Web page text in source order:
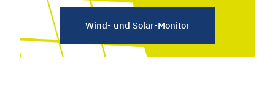
Wind- und Solar-Monitor